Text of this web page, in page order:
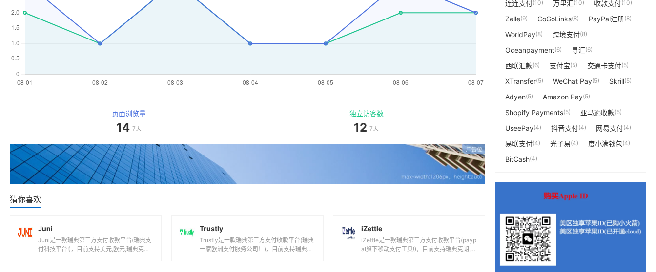
页面浏览量
14 7天
独立访客数
12 7天
猜你喜欢
Juni
Juni是一款瑞典第三方支付收款平台(瑞典支
付科技平台!)，目前支持美元,欧元,瑞典克朗
Trustly
Trustly是一款瑞典第三方支付收款平台(瑞典
一家欧洲支付服务公司！)，目前支持瑞典克
iZettle
iZettle是一款瑞典第三方支付收款平台(payp
al旗下移动支付工具!)，目前支持瑞典克朗,欧
连连支付(10) 万里汇(10) 收款支付(10)
Zelle(9) CoGoLinks(8) PayPal注册(8)
WorldPay(8) 跨境支付(8)
Oceanpayment(6) 寻汇(6)
西联汇款(6) 支付宝(5) 交通卡支付(5)
XTransfer(5) WeChat Pay(5) Skrill(5)
Adyen(5) Amazon Pay(5)
Shopify Payments(5) 亚马逊收款(5)
UseePay(4) 抖音支付(4) 网易支付(4)
易联支付(4) 光子易(4) 度小满钱包(4)
BitCash(4)